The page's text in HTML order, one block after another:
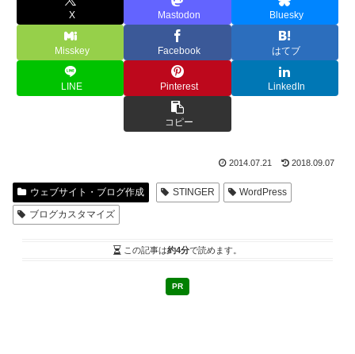
X Mastodon Bluesky
Misskey Facebook はてブ
LINE Pinterest LinkedIn
コピー
2014.07.21 2018.09.07
ウェブサイト・ブログ作成 STINGER
WordPress
ブログカスタマイズ
この記事は約4分で読めます。
PR